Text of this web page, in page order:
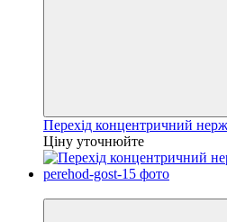
Перехід концентричний
Ціну уточнюйте